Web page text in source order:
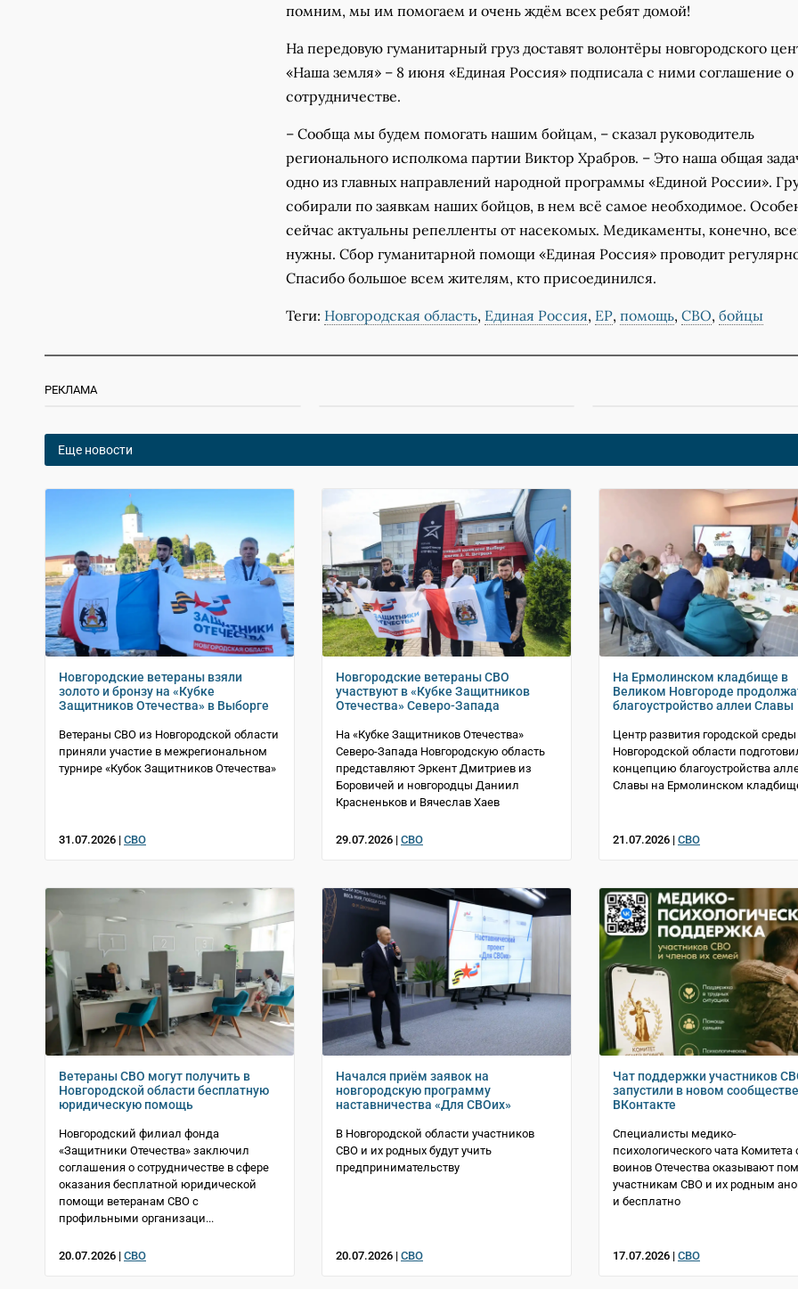
помним, мы им помогаем и очень ждём всех ребят домой!
На передовую гуманитарный груз доставят волонтёры новгородского
«Наша земля» – 8 июня «Единая Россия» подписала с ними соглашение о
сотрудничестве.
– Сообща мы будем помогать нашим бойцам, – сказал руководитель
регионального исполкома партии Виктор Храбров. – Это наша общая
одно из главных направлений народной программы «Единой России».
собирали по заявкам наших бойцов, в нем всё самое необходимое.
сейчас актуальны репелленты от насекомых. Медикаменты, конечно,
нужны. Сбор гуманитарной помощи «Единая Россия» проводит
Спасибо большое всем жителям, кто присоединился.
Теги: Новгородская область, Единая Россия, ЕР, помощь, СВО, бойцы
РЕКЛАМА
Еще новости
Новгородские ветераны взяли
золото и бронзу на «Кубке
Защитников Отечества» в Выборге
Ветераны СВО из Новгородской области
приняли участие в межрегиональном
турнире «Кубок Защитников Отечества»
31.07.2026 | СВО
Новгородские ветераны СВО
участвуют в «Кубке Защитников
Отечества» Северо-Запада
На «Кубке Защитников Отечества»
Северо-Запада Новгородскую область
представляют Эркент Дмитриев из
Боровичей и новгородцы Даниил
Красненьков и Вячеслав Хаев
29.07.2026 | СВО
На Ермолинском кладбище в
Великом Новгороде
благоустройство аллеи Славы
Центр развития городской среды
Новгородской области
концепцию благоустройства
Славы на Ермолинском
21.07.2026 | СВО
Ветераны СВО могут получить в
Новгородской области бесплатную
юридическую помощь
Новгородский филиал фонда
«Защитники Отечества» заключил
соглашения о сотрудничестве в сфере
оказания бесплатной юридической
помощи ветеранам СВО с
профильными организаци...
20.07.2026 | СВО
Начался приём заявок на
новгородскую программу
наставничества «Для СВОих»
В Новгородской области участников
СВО и их родных будут учить
предпринимательству
20.07.2026 | СВО
Чат поддержки участников
запустили в новом
ВКонтакте
Специалисты медико-
психологического чата Комитета
воинов Отечества оказывают
участникам СВО и их родным
и бесплатно
17.07.2026 | СВО